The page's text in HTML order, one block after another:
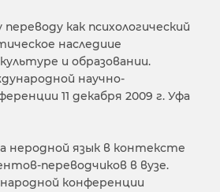
как психологический
наследиие
и образовании.
научно-
11 декабря 2009 г. Уфа
неродной язык в контексте
переводчиков в вузе.
конференции